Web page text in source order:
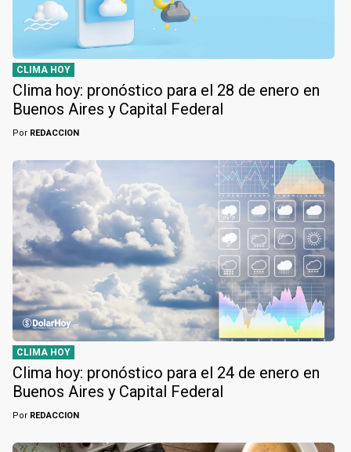
CLIMA HOY
Clima hoy: pronóstico para el 28 de enero en
Buenos Aires y Capital Federal
Por REDACCION
CLIMA HOY
Clima hoy: pronóstico para el 24 de enero en
Buenos Aires y Capital Federal
Por REDACCION